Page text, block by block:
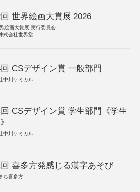
世界絵画大賞展 2026
絵画大賞展 実行委員会
式会社世界堂
CSデザイン賞 一般部門
中川ケミカル
CSデザイン賞 学生部門《学生
中川ケミカル
喜多方発感じる漢字あそび
ち喜多方